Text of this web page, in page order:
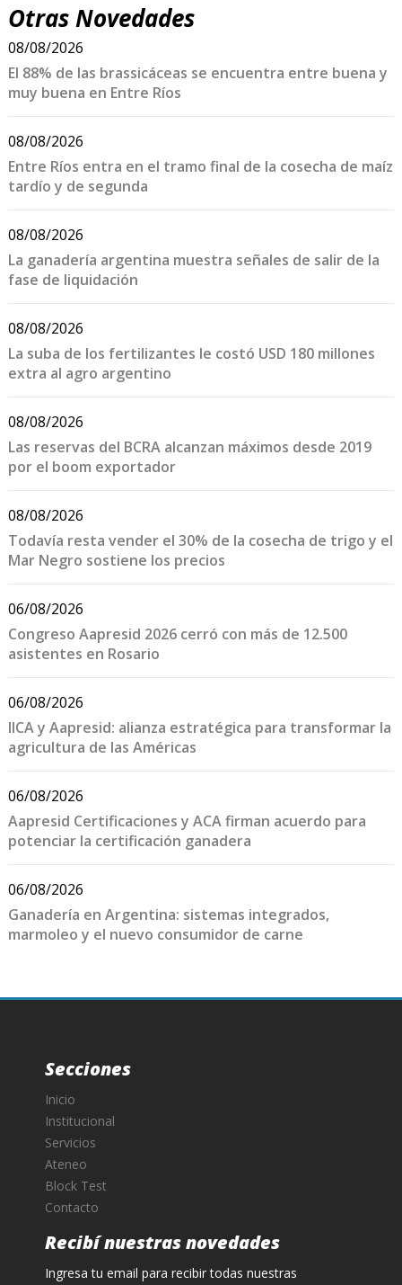
Otras Novedades
08/08/2026
El 88% de las brassicáceas se encuentra entre buena y
muy buena en Entre Ríos
08/08/2026
Entre Ríos entra en el tramo final de la cosecha de maíz
tardío y de segunda
08/08/2026
La ganadería argentina muestra señales de salir de la
fase de liquidación
08/08/2026
La suba de los fertilizantes le costó USD 180 millones
extra al agro argentino
08/08/2026
Las reservas del BCRA alcanzan máximos desde 2019
por el boom exportador
08/08/2026
Todavía resta vender el 30% de la cosecha de trigo y el
Mar Negro sostiene los precios
06/08/2026
Congreso Aapresid 2026 cerró con más de 12.500
asistentes en Rosario
06/08/2026
IICA y Aapresid: alianza estratégica para transformar la
agricultura de las Américas
06/08/2026
Aapresid Certificaciones y ACA firman acuerdo para
potenciar la certificación ganadera
06/08/2026
Ganadería en Argentina: sistemas integrados,
marmoleo y el nuevo consumidor de carne
Secciones
Inicio
Institucional
Servicios
Ateneo
Block Test
Contacto
Recibí nuestras novedades
Ingresa tu email para recibir todas nuestras